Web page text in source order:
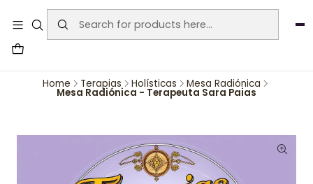
User-agent: * Allow: / Sitemap:
https://www.auraemporium.pt/sitemap.xml
Home Terapias Holísticas Mesa Radiónica
Mesa Radiónica - Terapeuta Sara Paias